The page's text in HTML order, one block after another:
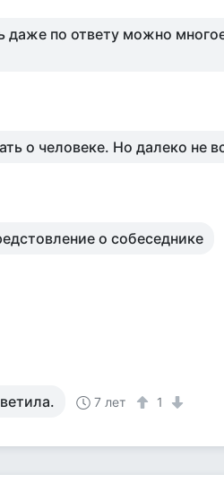
даже по ответу можно
о человеке. Но далеко не
о собеседнике
7 лет 1